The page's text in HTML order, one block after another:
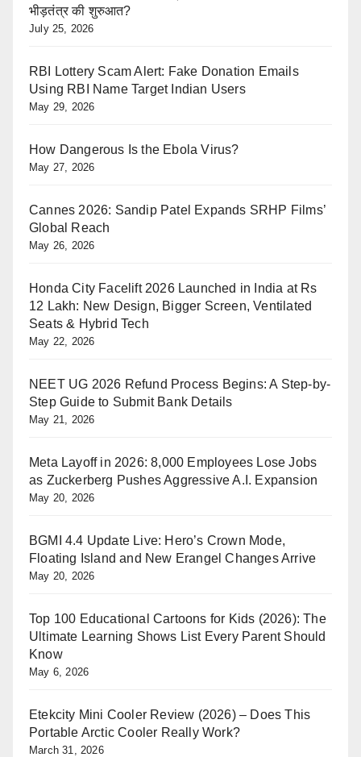
भीड़तंत्र की शुरुआत?
July 25, 2026
RBI Lottery Scam Alert: Fake Donation Emails
Using RBI Name Target Indian Users
May 29, 2026
How Dangerous Is the Ebola Virus?
May 27, 2026
Cannes 2026: Sandip Patel Expands SRHP Films’
Global Reach
May 26, 2026
Honda City Facelift 2026 Launched in India at Rs
12 Lakh: New Design, Bigger Screen, Ventilated
Seats & Hybrid Tech
May 22, 2026
NEET UG 2026 Refund Process Begins: A Step-by-
Step Guide to Submit Bank Details
May 21, 2026
Meta Layoff in 2026: 8,000 Employees Lose Jobs
as Zuckerberg Pushes Aggressive A.I. Expansion
May 20, 2026
BGMI 4.4 Update Live: Hero’s Crown Mode,
Floating Island and New Erangel Changes Arrive
May 20, 2026
Top 100 Educational Cartoons for Kids (2026): The
Ultimate Learning Shows List Every Parent Should
Know
May 6, 2026
Etekcity Mini Cooler Review (2026) – Does This
Portable Arctic Cooler Really Work?
March 31, 2026